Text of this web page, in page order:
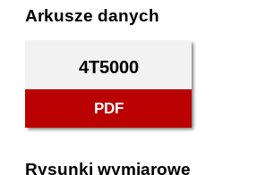
Arkusze danych
4T5000
PDF
Rysunki wymiarowe